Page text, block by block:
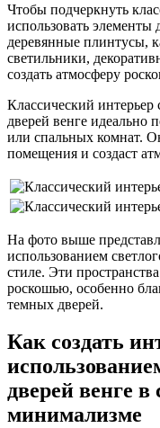
Чтобы подчеркнуть
использовать элементы
деревянные плинтусы,
светильники,
создать атмосферу
Классический интерьер
дверей венге идеально
или спальных комнат.
помещения и создаст
На фото выше
использованием
стиле. Эти
роскошью, особенно
темных дверей.
Как создать
дверей венге
минимализме